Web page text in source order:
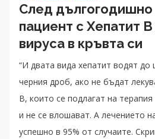
След дългогодишно
пациент с Хепатит
вируса в кръвта си
“И двата вида хепатит водят до
черния дроб, ако не бъдат
B, които се подлагат на
и не се влошават. А лечението
успешно в 95% от случаите.